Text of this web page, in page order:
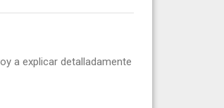
a explicar detalladamente